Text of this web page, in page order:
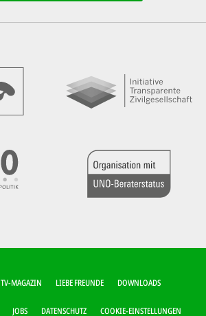
TV-MAGAZIN LIEBE FREUNDE DOWNLOADS
JOBS DATENSCHUTZ COOKIE-EINSTELLUNGEN